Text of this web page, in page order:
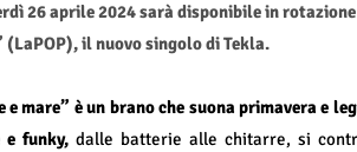
26 aprile 2024 sarà disponibile in
(LaPOP), il nuovo singolo di Tekla.
e mare” è un brano che suona primavera e
e funky, dalle batterie alle chitarre, si